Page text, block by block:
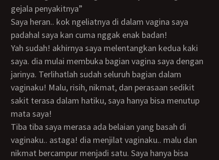
gejala penyakitnya”
Saya heran.. kok ngeliatnya di dalam vagina saya
padahal saya kan cuma nggak enak badan!
Yah sudah! akhirnya saya melentangkan kedua kaki
saya. dia mulai membuka bagian vagina saya dengan
jarinya. Terlihatlah sudah seluruh bagian dalam
vaginaku! Malu, risih, nikmat, dan perasaan sedikit
sakit terasa dalam hatiku, saya hanya bisa menutup
mata saya!
Tiba tiba saya merasa ada belaian yang basah di
vaginaku.. astaga! dia menjilat vaginaku.. malu dan
nikmat bercampur menjadi satu. Saya hanya bisa